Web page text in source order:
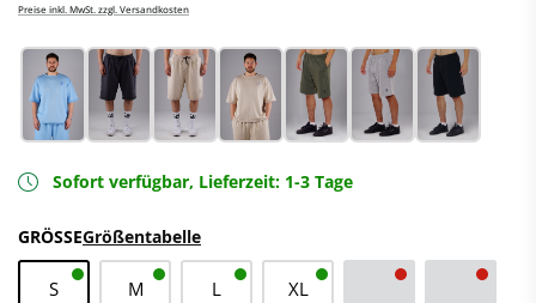
Preise inkl. MwSt. zzgl. Versandkosten
Sofort verfügbar, Lieferzeit: 1-3 Tage
GRÖSSEGrößentabelle
S M L XL